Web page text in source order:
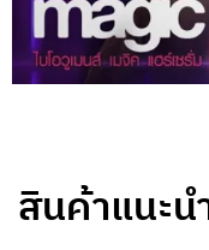
สินค้าแนะน